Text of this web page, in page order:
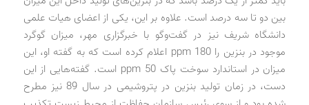
بین دو تا سه درصد است. علاوه بر این، یکی از اعضای هیات علمی
دانشگاه شریف نیز در گفت‌وگو با خبرگزاری مهر، میزان گوگرد
موجود در بنزین را 180 ppm اعلام کرده است که به گفته او، این
میزان در استاندارد سوخت پاک 50 ppm است. گفته‌هایی از این
دست، در زمان تولید بنزین در پتروشیمی در سال 89 نیز مطرح